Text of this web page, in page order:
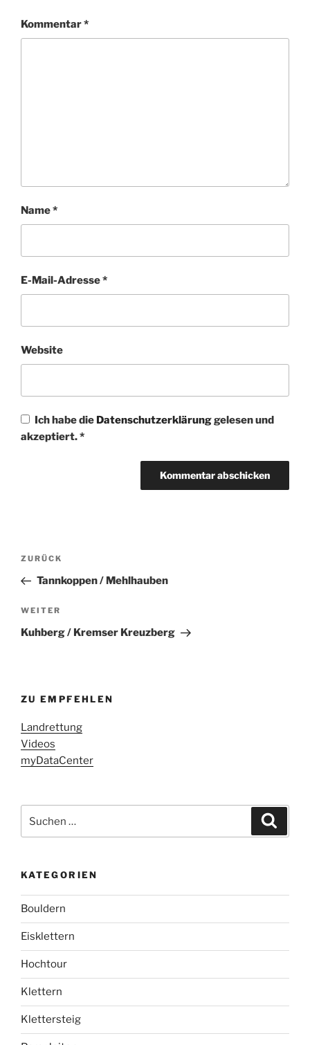
Kommentar*
Name*
E-Mail-Adresse*
Website
Ich habe die Datenschutzerklärunggelesen und
akzeptiert.*
Beitragsnavigation
Vorheriger
Beitrag
ZURÜCK
Tannkoppen / Mehlhauben
Nächster
Beitrag
WEITER
Kuhberg / Kremser Kreuzberg
ZU EMPFEHLEN
Landrettung
Videos
myDataCenter
nach:
KATEGORIEN
Bouldern
Eisklettern
Hochtour
Klettern
Klettersteig